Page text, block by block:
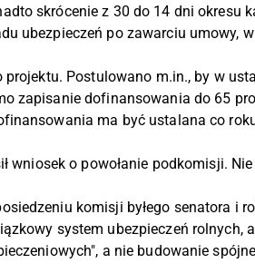
skrócenie z 30 do 14 dni okresu
ubezpieczeń po zawarciu umowy,
projektu. Postulowano m.in., by w
zapisanie dofinansowania do 65
ma być ustalana co
wniosek o powołanie podkomisji.
komisji byłego senatora i
system ubezpieczeń rolnych,
a nie budowanie